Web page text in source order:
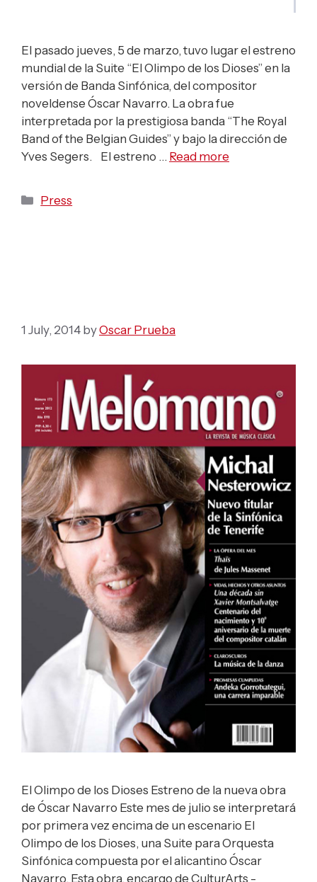
El pasado jueves, 5 de marzo, tuvo lugar el estreno
mundial de la Suite “El Olimpo de los Dioses” en la
versión de Banda Sinfónica, del compositor
noveldense Óscar Navarro. La obra fue
interpretada por la prestigiosa banda “The Royal
Band of the Belgian Guides” y bajo la dirección de
Yves Segers. El estreno … Read more
Categories
Press
1 July, 2014 byOscar Prueba
El Olimpo de los Dioses Estreno de la nueva obra
de Óscar Navarro Este mes de julio se interpretará
por primera vez encima de un escenario El
Olimpo de los Dioses, una Suite para Orquesta
Sinfónica compuesta por el alicantino Óscar
Navarro. Esta obra, encargo de CulturArts -